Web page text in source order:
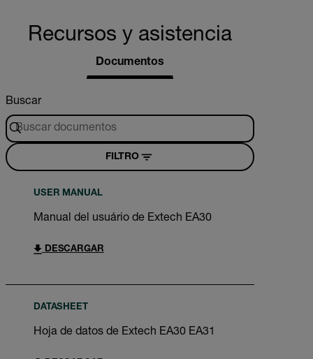
Recursos y asistencia
Documentos
Buscar
FILTRO
USER MANUAL
Manual del usuário de Extech EA30
DESCARGAR
DATASHEET
Hoja de datos de Extech EA30 EA31